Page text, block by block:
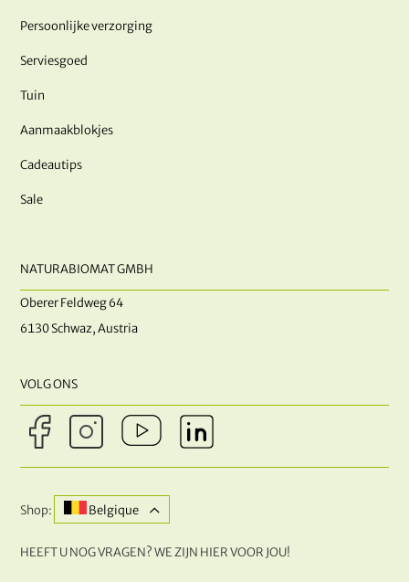
Persoonlijke verzorging
Serviesgoed
Tuin
Aanmaakblokjes
Cadeautips
Sale
NATURABIOMAT GMBH
Oberer Feldweg 64
6130 Schwaz, Austria
VOLG ONS
Shop: Belgique
HEEFT U NOG VRAGEN? WE ZIJN HIER VOOR JOU!